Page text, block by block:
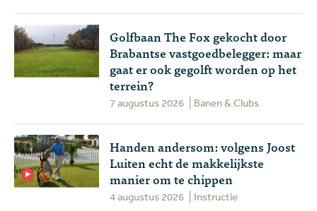
Golfbaan The Fox gekocht door
Brabantse vastgoedbelegger: maar
gaat er ook gegolft worden op het
terrein?
7 augustus 2026 Banen & Clubs
Handen andersom: volgens Joost
Luiten echt de makkelijkste
manier om te chippen
4 augustus 2026 Instructie